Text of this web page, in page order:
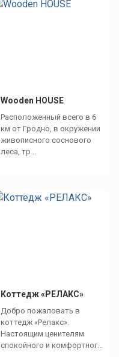
Wooden HOUSE
Расположенный всего в 6
км от Гродно, в окружении
живописного соснового
леса, тр...
Коттедж «РЕЛАКС»
Добро пожаловать в
коттедж «Релакс».
Настоящим ценителям
спокойного и комфортног...